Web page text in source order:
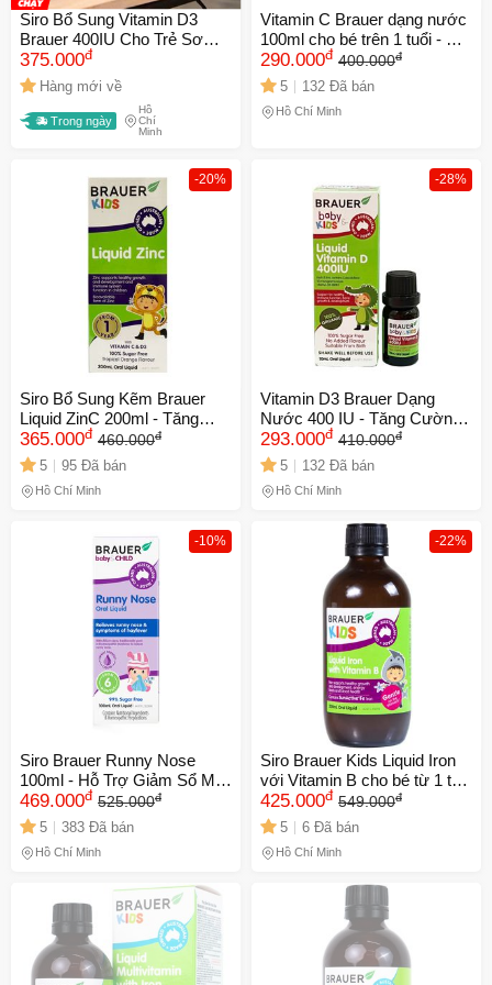
Siro Bổ Sung Vitamin D3
Brauer 400IU Cho Trẻ Sơ
Sinh - Hỗ Trợ Xương Khớp
Từ Nguồn Gốc Hữu Cơ,
10ml
375.000đ
Hàng mới về
Trong ngày
Hồ
Chí
Minh
Vitamin C Brauer dạng nước
100ml cho bé trên 1 tuổi - Hỗ
trợ tăng cường sức đề
kháng, hấp thụ dưỡng chất
tự nhiên, dễ uống.
290.000đ 400.000đ
5 132 Đã bán
Hồ Chí Minh
-20%
Siro Bổ Sung Kẽm Brauer
Liquid ZinC 200ml - Tăng
Cường Sức Đề Kháng, Hỗ
Trợ Ăn Ngon Cho Trẻ Từ 1
Tuổi Trở Lên
365.000đ 460.000đ
5 95 Đã bán
Hồ Chí Minh
-28%
Vitamin D3 Brauer Dạng
Nước 400 IU - Tăng Cường
Hấp Thu Canxi, Hỗ Trợ
Xương Khỏe Mạnh cho Trẻ
Sơ Sinh của Úc
293.000đ 410.000đ
5 132 Đã bán
Hồ Chí Minh
-10%
Siro Brauer Runny Nose
100ml - Hỗ Trợ Giảm Sổ Mũi
Cho Bé Từ 6 Tháng - Siro
Thiên Nhiên Dễ Dùng, An
Toàn, Không Phản Ứng Phụ
469.000đ 525.000đ
5 383 Đã bán
Hồ Chí Minh
-22%
Siro Brauer Kids Liquid Iron
với Vitamin B cho bé từ 1 tuổi
- Hỗ trợ bổ sung sắt, tăng
cường sức khỏe, hương vị
trái cây thơm ngon 200ml
425.000đ 549.000đ
5 6 Đã bán
Hồ Chí Minh